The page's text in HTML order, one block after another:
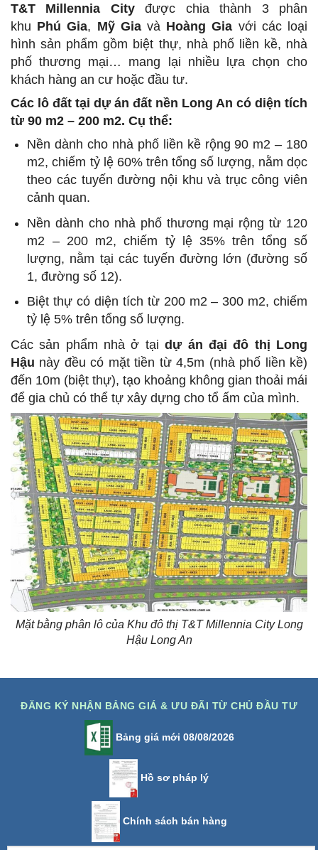
T&T Millennia Cityđược chia thành 3 phân
khu Phú Gia, Mỹ Giavà Hoàng Gia với các loại
hình sản phẩm gồm biệt thự, nhà phố liền kề, nhà
phố thương mại… mang lại nhiều lựa chọn cho
khách hàng an cư hoặc đầu tư.
Các lô đất tại dự án đất nền Long An có diện tích
từ 90 m2 – 200 m2. Cụ thể:
Nền dành cho nhà phố liền kề rộng 90 m2 – 180
m2, chiếm tỷ lệ 60% trên tổng số lượng, nằm dọc
theo các tuyến đường nội khu và trục công viên
cảnh quan.
Nền dành cho nhà phố thương mại rộng từ 120
m2 – 200 m2, chiếm tỷ lệ 35% trên tổng số
lượng, nằm tại các tuyến đường lớn (đường số
1, đường số 12).
Biệt thự có diện tích từ 200 m2 – 300 m2, chiếm
tỷ lệ 5% trên tổng số lượng.
Các sản phẩm nhà ở tạidự án đại đô thị Long
Hậu này đều có mặt tiền từ 4,5m (nhà phố liền kề)
đến 10m (biệt thự), tạo khoảng không gian thoải mái
để gia chủ có thể tự xây dựng cho tổ ấm của mình.
Mặt bằng phân lô của Khu đô thị T&T Millennia City Long
Hậu Long An
ĐĂNG KÝ NHẬN BẢNG GIÁ & ƯU ĐÃI TỪ CHỦ ĐẦU TƯ
Bảng giá mới 08/08/2026
Hồ sơ pháp lý
Chính sách bán hàng